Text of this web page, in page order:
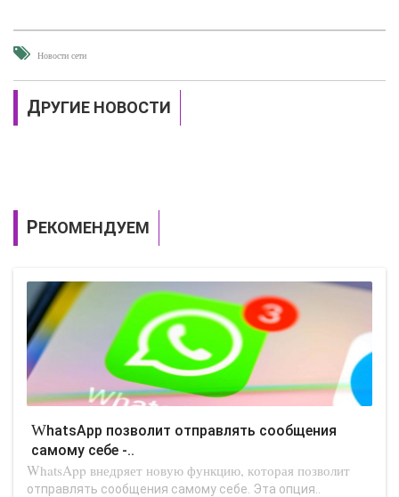
Новости сети
ДРУГИЕ НОВОСТИ
РЕКОМЕНДУЕМ
WhatsApp позволит отправлять сообщения
самому себе -..
WhatsApp внедряет новую функцию, которая позволит
отправлять сообщения самому себе. Эта опция..